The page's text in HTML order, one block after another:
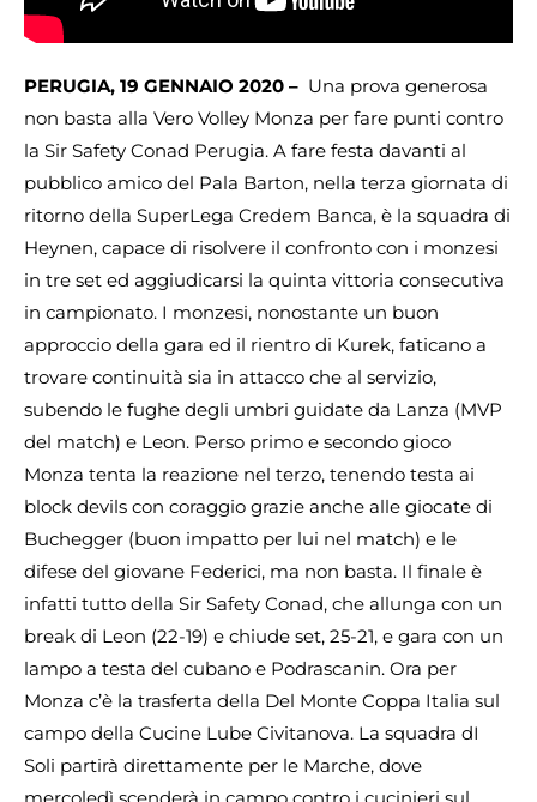
PERUGIA, 19 GENNAIO 2020 – Una prova generosa
non basta alla Vero Volley Monza per fare punti contro
la Sir Safety Conad Perugia. A fare festa davanti al
pubblico amico del Pala Barton, nella terza giornata di
ritorno della SuperLega Credem Banca, è la squadra di
Heynen, capace di risolvere il confronto con i monzesi
in tre set ed aggiudicarsi la quinta vittoria consecutiva
in campionato. I monzesi, nonostante un buon
approccio della gara ed il rientro di Kurek, faticano a
trovare continuità sia in attacco che al servizio,
subendo le fughe degli umbri guidate da Lanza (MVP
del match) e Leon. Perso primo e secondo gioco
Monza tenta la reazione nel terzo, tenendo testa ai
block devils con coraggio grazie anche alle giocate di
Buchegger (buon impatto per lui nel match) e le
difese del giovane Federici, ma non basta. Il finale è
infatti tutto della Sir Safety Conad, che allunga con un
break di Leon (22-19) e chiude set, 25-21, e gara con un
lampo a testa del cubano e Podrascanin. Ora per
Monza c’è la trasferta della Del Monte Coppa Italia sul
campo della Cucine Lube Civitanova. La squadra dI
Soli partirà direttamente per le Marche, dove